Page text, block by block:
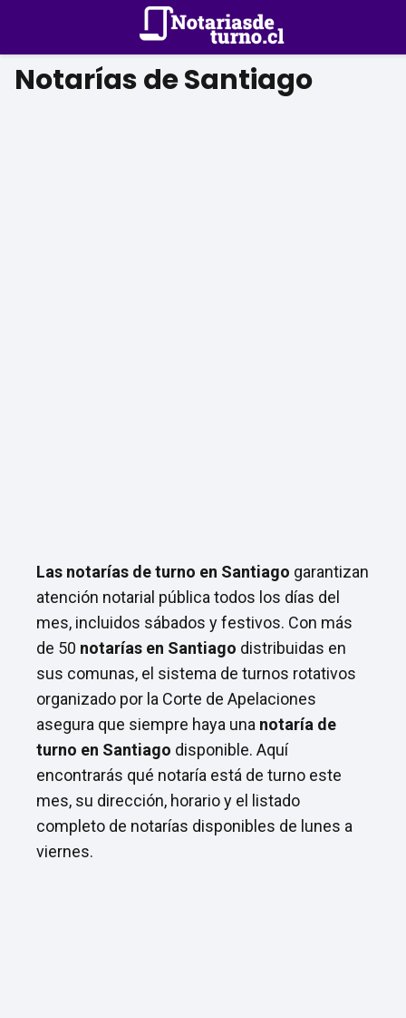
Notarías de Santiago
Las notarías de turno en Santiago garantizan
atención notarial pública todos los días del
mes, incluidos sábados y festivos. Con más
de 50 notarías en Santiago distribuidas en
sus comunas, el sistema de turnos rotativos
organizado por la Corte de Apelaciones
asegura que siempre haya una notaría de
turno en Santiago disponible. Aquí
encontrarás qué notaría está de turno este
mes, su dirección, horario y el listado
completo de notarías disponibles de lunes a
viernes.